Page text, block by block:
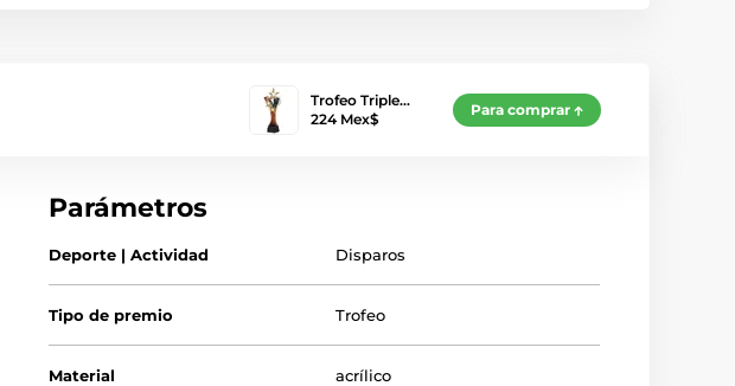
Trofeo Triple…
224 Mex$
Para comprar
Parámetros
Deporte | Actividad Disparos
Tipo de premio Trofeo
Material acrílico